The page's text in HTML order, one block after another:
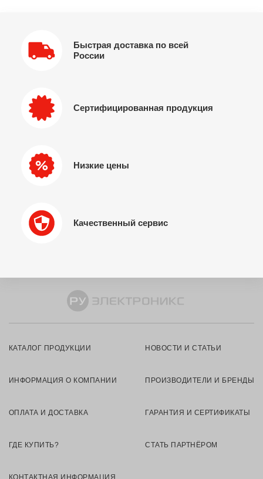
Быстрая доставка по всей
России
Сертифицированная продукция
Низкие цены
Качественный сервис
КАТАЛОГ ПРОДУКЦИИ НОВОСТИ И СТАТЬИ
ИНФОРМАЦИЯ О КОМПАНИИ ПРОИЗВОДИТЕЛИ И БРЕНДЫ
ОПЛАТА И ДОСТАВКА ГАРАНТИЯ И СЕРТИФИКАТЫ
ГДЕ КУПИТЬ? СТАТЬ ПАРТНЁРОМ
КОНТАКТНАЯ ИНФОРМАЦИЯ